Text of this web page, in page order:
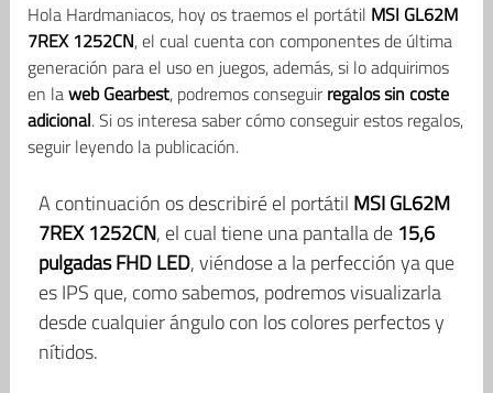
Hola Hardmaniacos, hoy os traemos el portátil MSI GL62M
7REX 1252CN, el cual cuenta con componentes de última
generación para el uso en juegos, además, si lo adquirimos
en laweb Gearbest, podremos conseguirregalos sin coste
adicional. Si os interesa saber cómo conseguir estos regalos,
seguir leyendo la publicación.
A continuación os describiré el portátil MSI GL62M
7REX 1252CN, el cual tiene una pantalla de 15,6
pulgadas FHD LED, viéndose a la perfección ya que
es IPS que, como sabemos, podremos visualizarla
desde cualquier ángulo con los colores perfectos y
nítidos.